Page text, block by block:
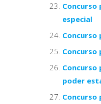
especial
poder
Concurso